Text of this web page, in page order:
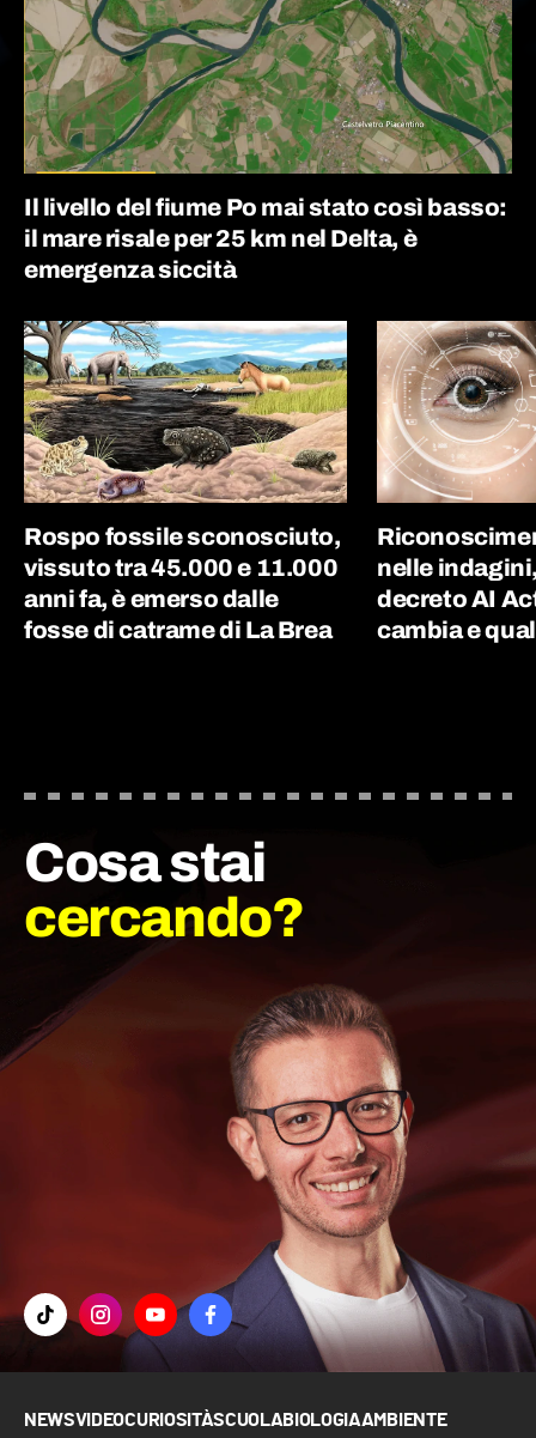
Il livello del fiume Po mai stato così basso:
il mare risale per 25 km nel Delta, è
emergenza siccità
Rospo fossile sconosciuto,
vissuto tra 45.000 e 11.000
anni fa, è emerso dalle
fosse di catrame di La Brea
nelle
decreto AI
cambia e
Cosa stai
cercando?
NEWSVIDEOCURIOSITÀSCUOLABIOLOGIAAMBIENTE